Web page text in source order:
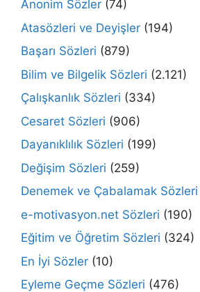
Anonim Sözler (74)
Atasözleri ve Deyişler (194)
Başarı Sözleri (879)
Bilim ve Bilgelik Sözleri (2.121)
Çalışkanlık Sözleri (334)
Cesaret Sözleri (906)
Dayanıklılık Sözleri (199)
Değişim Sözleri (259)
Denemek ve Çabalamak Sözleri
e-motivasyon.net Sözleri (190)
Eğitim ve Öğretim Sözleri (324)
En İyi Sözler (10)
Eyleme Geçme Sözleri (476)